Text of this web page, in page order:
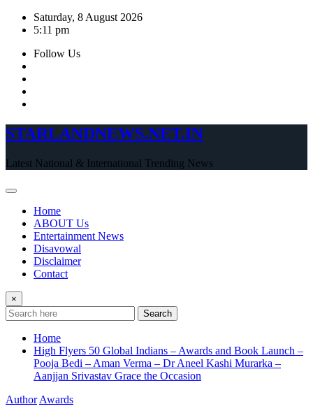
Skip
Saturday, 8 August 2026
5:11 pm
Follow Us
STARLANDNEWS.NET.IN
Latest National & International Trending News
Home
ABOUT Us
Entertainment News
Disavowal
Disclaimer
Contact
×
Search
Home
High Flyers 50 Global Indians – Awards and Book Launch –
Pooja Bedi – Aman Verma – Dr Aneel Kashi Murarka –
Aanjjan Srivastav Grace the Occasion
Author Awards